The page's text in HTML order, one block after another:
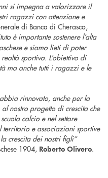
si impegna a valorizzare il
ragazzi con attenzione e
di Banca di Cherasco,
è importante sostenere l’alta
e siamo lieti di poter
sportiva. L’obiettivo di
ma anche tutti i ragazzi e le
rinnovato, anche per la
nostro progetto di crescita che
calcio e nel settore
e associazioni sportive
crescita dei nostri figli”
1904, Roberto Olivero.